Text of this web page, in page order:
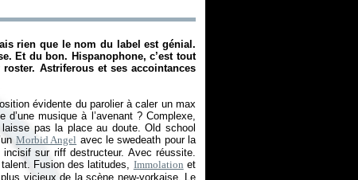
rien que le nom du label est génial.
Et du bon. Hispanophone, c’est tout
Astriferous et ses accointances
évidente du parolier à caler un max
musique à l’avenant ? Complexe,
pas la place au doute. Old school
Morbid Angel avec le swedeath pour la
incisif sur riff destructeur. Avec réussite.
Fusion des latitudes, Immolation et
vicieux de la scène new-yorkaise. Le